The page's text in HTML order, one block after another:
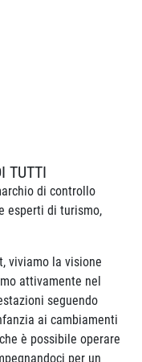
TUTTI
di controllo
esperti di turismo,
viviamo la visione
attivamente nel
seguendo
ai cambiamenti
è possibile operare
per un